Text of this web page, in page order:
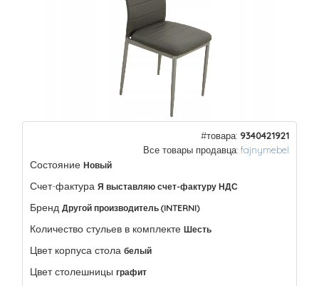
#товара: 9340421921
Все товары продавца: fajnymebel
Состояние Новый
Счет-фактура Я выставляю счет-фактуру НДС
Бренд Другой производитель (INTERNI)
Количество стульев в комплекте Шесть
Цвет корпуса стола белый
Цвет столешницы графит